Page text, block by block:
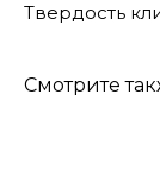
Твердость
Смотрите